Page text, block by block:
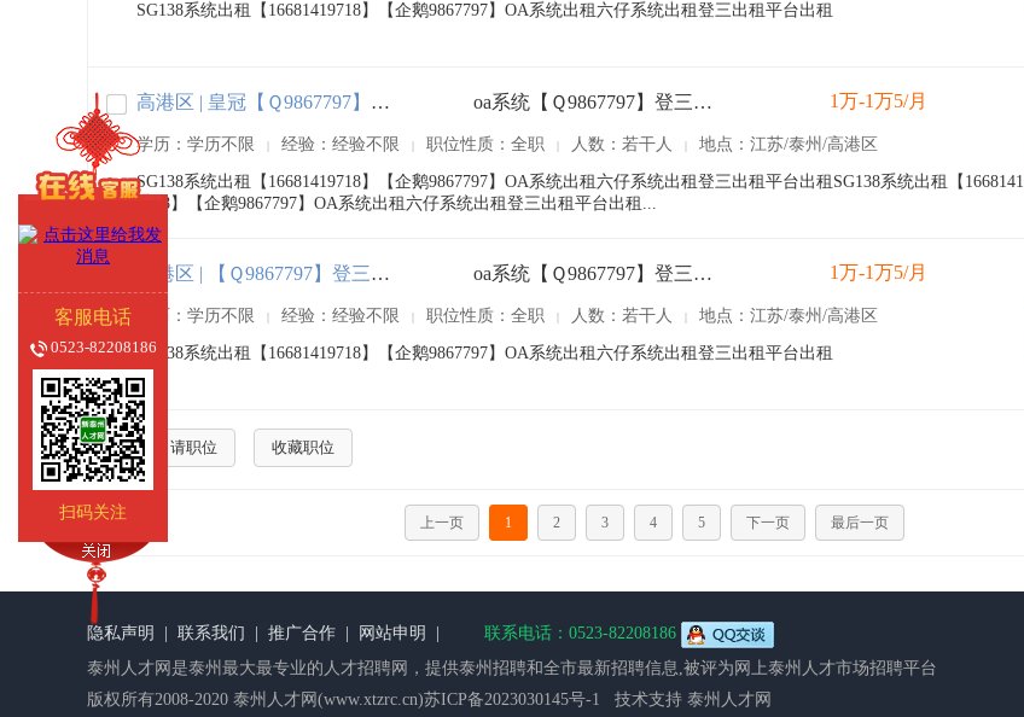
SG138系统出租【16681419718】【企鹅9867797】OA系统出租六仔系统出租登三出租平台出租
高港区 | 皇冠【Ｑ9867797】登三平台出租 oa系统【Ｑ9867797】登三平台出租 1万-1万5/月
学历：学历不限 | 经验：经验不限 | 职位性质：全职 | 人数：若干人 | 地点：江苏/泰州/高港区
SG138系统出租【16681419718】【企鹅9867797】OA系统出租六仔系统出租登三出租平台出租SG138系统出租【1668141
9718】【企鹅9867797】OA系统出租六仔系统出租登三出租平台出租...
高港区 | 【Ｑ9867797】登三平台出租 oa系统【Ｑ9867797】登三平台出租 1万-1万5/月
学历：学历不限 | 经验：经验不限 | 职位性质：全职 | 人数：若干人 | 地点：江苏/泰州/高港区
SG138系统出租【16681419718】【企鹅9867797】OA系统出租六仔系统出租登三出租平台出租
申请职位 收藏职位
上一页 1 2 3 4 5 下一页 最后一页
隐私声明 联系我们 推广合作 网站申明
联系电话：0523-82208186
泰州人才网 是泰州最大最专业的人才招聘网，提供泰州招聘和全市最新招聘信息,被评为网上泰州人才市场招聘平台
版权所有2008-2020 泰州人才网(www.xtzrc.cn)苏ICP备2023030145号-1 技术支持 泰州人才网
客服电话
0523-82208186
扫码关注